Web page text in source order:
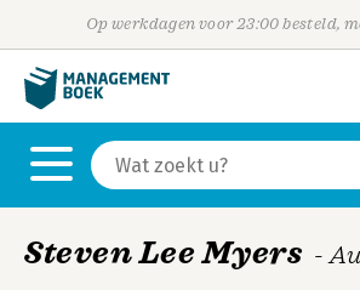
Op werkdagen voor 23:00 besteld,
Steven Lee Myers -